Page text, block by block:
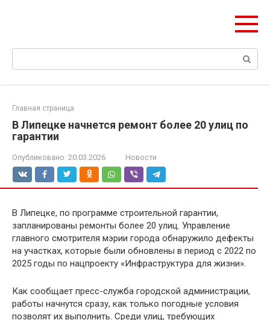
Поиск:
Главная страница
В Липецке начнется ремонт более 20 улиц по
гарантии
Опубликовано: 20.03.2026 Новости
В Липецке, по программе строительной гарантии,
запланированы ремонты более 20 улиц. Управление
главного смотрителя мэрии города обнаружило дефекты
на участках, которые были обновлены в период с 2022 по
2025 годы по нацпроекту «Инфраструктура для жизни».
Как сообщает пресс-служба городской администрации,
работы начнутся сразу, как только погодные условия
позволят их выполнить. Среди улиц, требующих